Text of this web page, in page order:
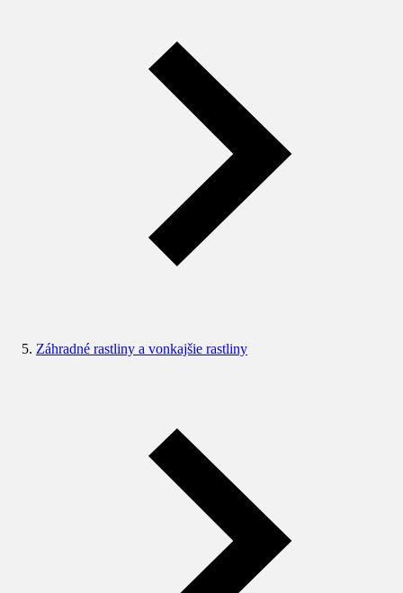
Záhradné rastliny a vonkajšie rastliny